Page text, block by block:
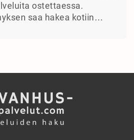
ostettaessa.
saa hakea kotiin…